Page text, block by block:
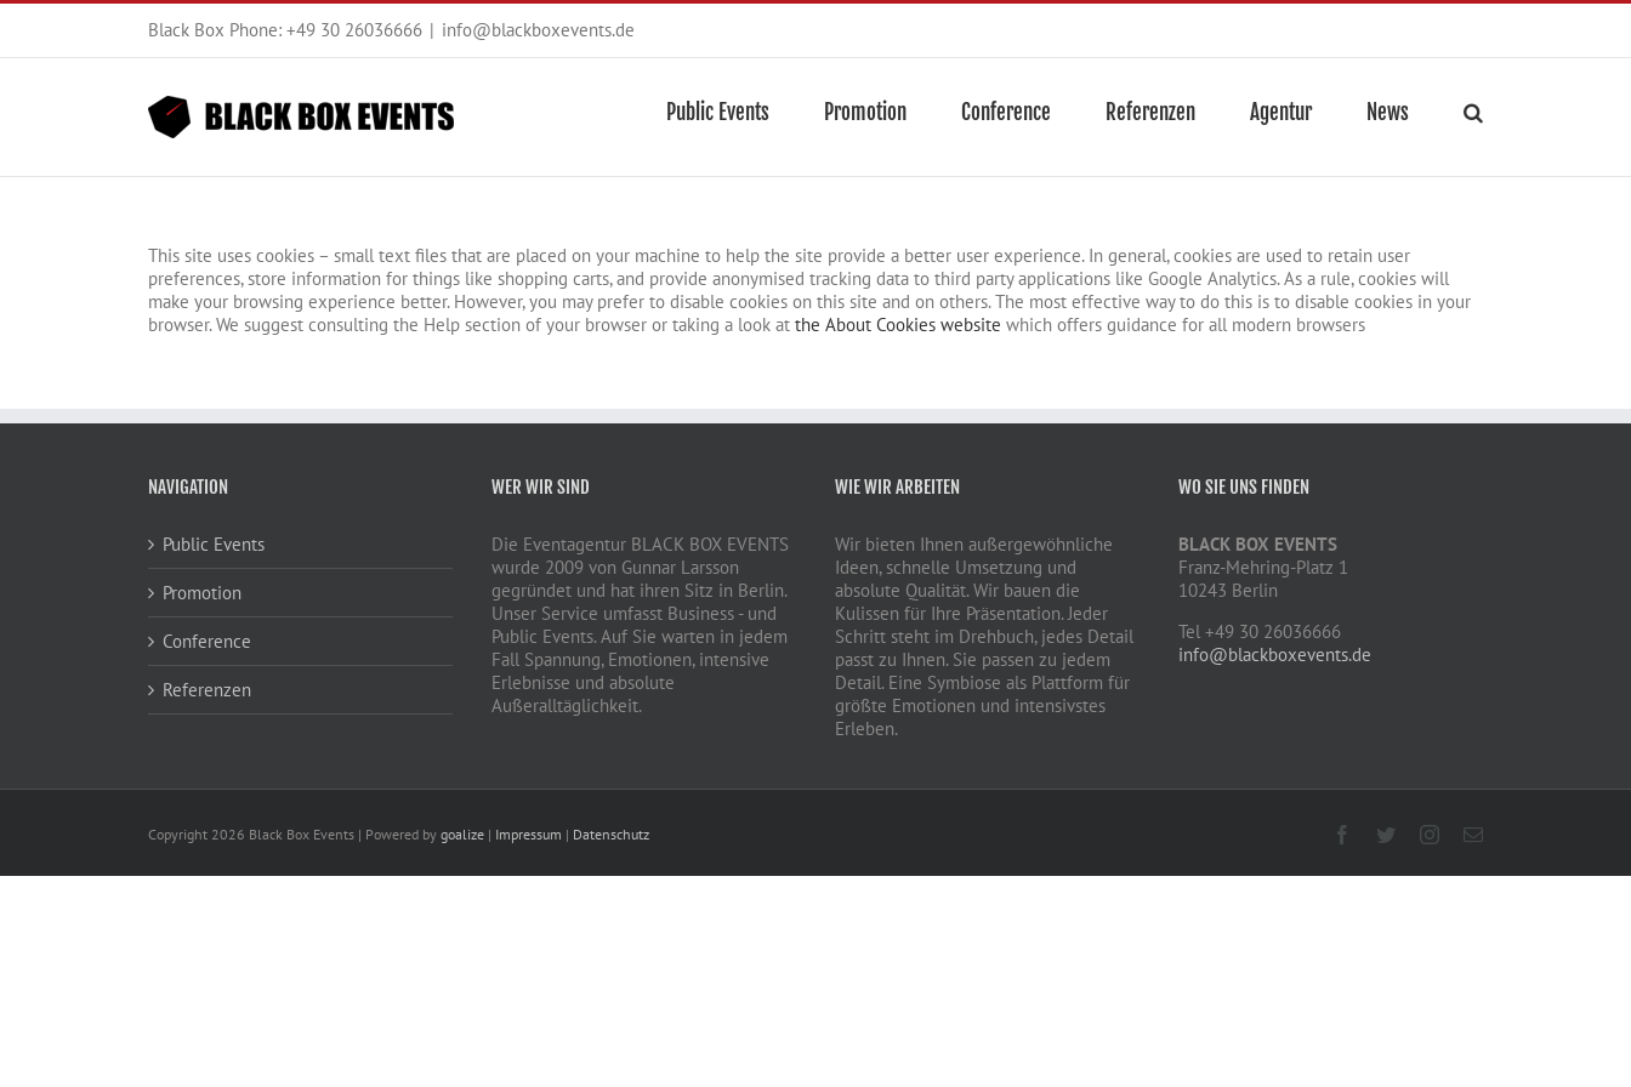
Zum
springen
Black Box Phone: +49 30 26036666 | info@blackboxevents.de
Public Events Promotion Conference Referenzen Agentur News
This site uses cookies – small text files that are placed on your machine to help the site provide a better user experience. In general, cookies are used to retain user
preferences, store information for things like shopping carts, and provide anonymised tracking data to third party applications like Google Analytics. As a rule, cookies will
make your browsing experience better. However, you may prefer to disable cookies on this site and on others. The most effective way to do this is to disable cookies in your
browser. We suggest consulting the Help section of your browser or taking a look at the About Cookies website which offers guidance for all modern browsers
NAVIGATION
Public Events
Promotion
Conference
Referenzen
WER WIR SIND
Die Eventagentur BLACK BOX EVENTS
wurde 2009 von Gunnar Larsson
gegründet und hat ihren Sitz in Berlin.
Unser Service umfasst Business - und
Public Events. Auf Sie warten in jedem
Fall Spannung, Emotionen, intensive
Erlebnisse und absolute
Außeralltäglichkeit.
WIE WIR ARBEITEN
Wir bieten Ihnen außergewöhnliche
Ideen, schnelle Umsetzung und
absolute Qualität. Wir bauen die
Kulissen für Ihre Präsentation. Jeder
Schritt steht im Drehbuch, jedes Detail
passt zu Ihnen. Sie passen zu jedem
Detail. Eine Symbiose als Plattform für
größte Emotionen und intensivstes
Erleben.
WO SIE UNS FINDEN
BLACK BOX EVENTS
Franz-Mehring-Platz 1
10243 Berlin
Tel +49 30 26036666
info@blackboxevents.de
Copyright 2026 Black Box Events | Powered by goalize | Impressum | Datenschutz Facebook
TwitterInstagram
E-